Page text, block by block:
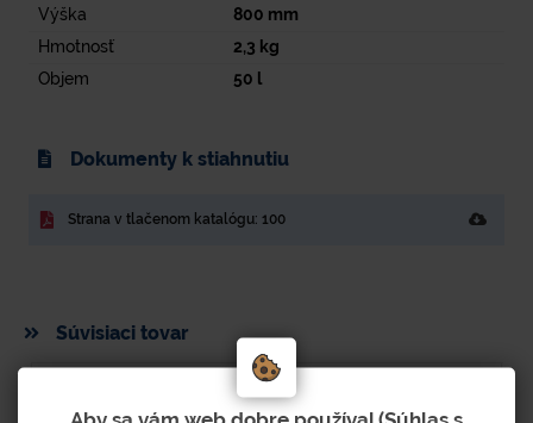
Výška 800 mm
Hmotnosť
2,3 kg
Objem
50 l
Dokumenty k stiahnutiu
Strana v tlačenom katalógu: 100
Súvisiaci tovar